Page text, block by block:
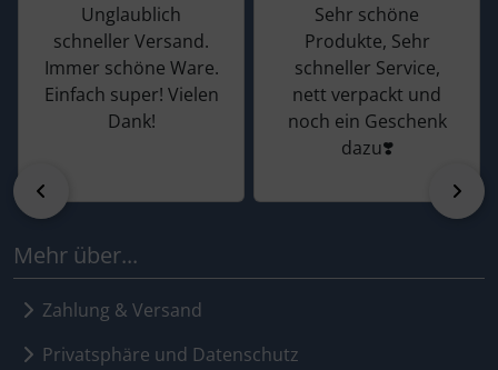
Unglaublich
schneller Versand.
Immer schöne Ware.
Einfach super! Vielen
Dank!
Sehr schöne
Produkte, Sehr
schneller Service,
nett verpackt und
noch ein Geschenk
dazu❣️
vor
Mehr über...
Zahlung & Versand
Privatsphäre und Datenschutz